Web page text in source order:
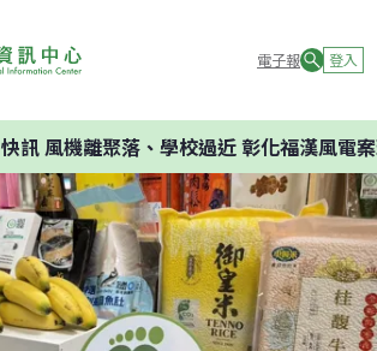
電子報 登入
風機離聚落、學校過近 彰化福漢風電案環委